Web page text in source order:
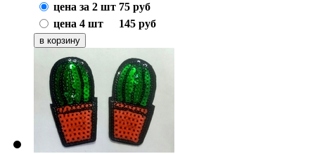
цена за 2 шт 75 руб
цена 4 шт
145 руб